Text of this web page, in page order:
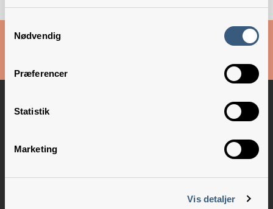
Samtykkevalg
Nødvendig
Præferencer
Statistik
Marketing
Vis detaljer
Danske Skoleelever